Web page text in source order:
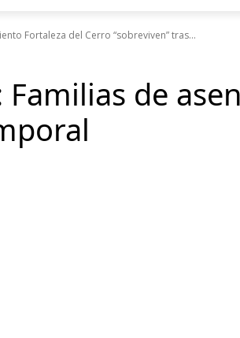
Fortaleza del Cerro “sobreviven” tras...
de